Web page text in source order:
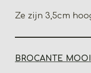
Ze zijn 3,5cm
BROCANTE